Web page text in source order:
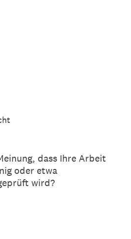
dass Ihre Arbeit
oder etwa
wird?